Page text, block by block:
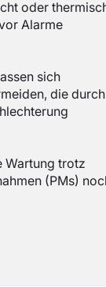
oder
Alarme
sich
die durch
Wartung trotz
(PMs)